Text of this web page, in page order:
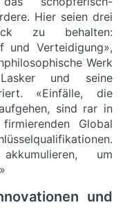
Hier seien drei
zu behalten:
und Verteidigung»,
Werk
und seine
«Einfälle, die
sind rar in
Global
um
und